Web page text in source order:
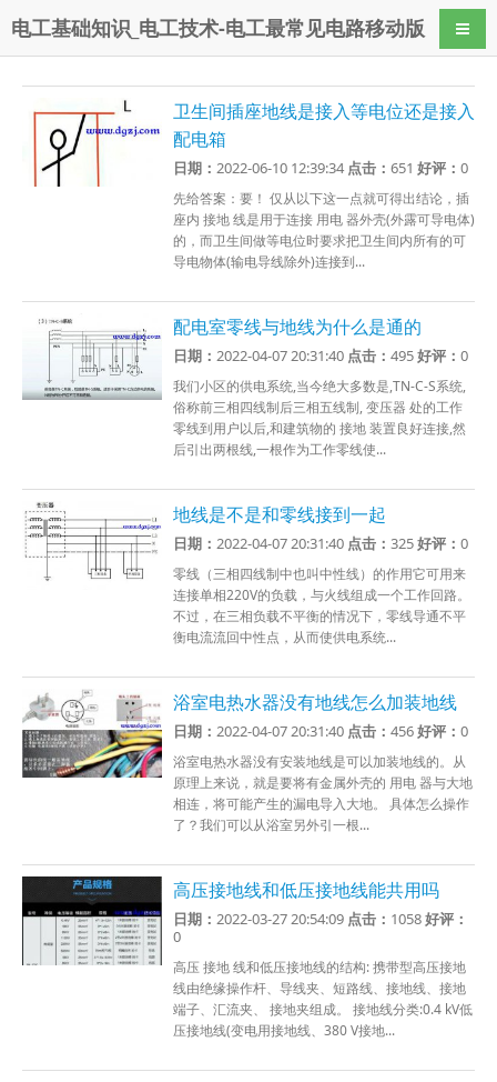
电工基础知识_电工技术-电工最常见电路移动版 导航
卫生间插座地线是接入等电位还是接入
配电箱
日期：2022-06-10 12:39:34 点击：651好评：0
先给答案：要！ 仅从以下这一点就可得出结论，插
座内 接地 线是用于连接 用电 器外壳(外露可导电体)
的，而卫生间做等电位时要求把卫生间内所有的可
导电物体(输电导线除外)连接到...
配电室零线与地线为什么是通的
日期：2022-04-07 20:31:40 点击：495好评：0
我们小区的供电系统,当今绝大多数是,TN-C-S系统,
俗称前三相四线制后三相五线制, 变压器 处的工作
零线到用户以后,和建筑物的 接地 装置良好连接,然
后引出两根线,一根作为工作零线使...
地线是不是和零线接到一起
日期：2022-04-07 20:31:40 点击：325好评：0
零线（三相四线制中也叫中性线）的作用它可用来
连接单相220V的负载，与火线组成一个工作回路。
不过，在三相负载不平衡的情况下，零线导通不平
衡电流流回中性点，从而使供电系统...
浴室电热水器没有地线怎么加装地线
日期：2022-04-07 20:31:40 点击：456好评：0
浴室电热水器没有安装地线是可以加装地线的。从
原理上来说，就是要将有金属外壳的 用电 器与大地
相连，将可能产生的漏电导入大地。 具体怎么操作
了？我们可以从浴室另外引一根...
高压接地线和低压接地线能共用吗
日期：2022-03-27 20:54:09 点击： 1058好评：
0
高压 接地 线和低压接地线的结构: 携带型高压接地
线由绝缘操作杆、导线夹、短路线、接地线、接地
端子、汇流夹、 接地夹组成。 接地线分类:0.4 kV低
压接地线(变电用接地线、380 V接地...